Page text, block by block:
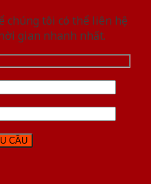
chúng tôi có thể liên hệ
gian nhanh nhất.